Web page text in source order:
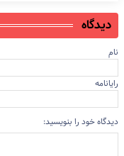
دیدگاه
نام
رایانامه
دیدگاه خود را بنویسید: